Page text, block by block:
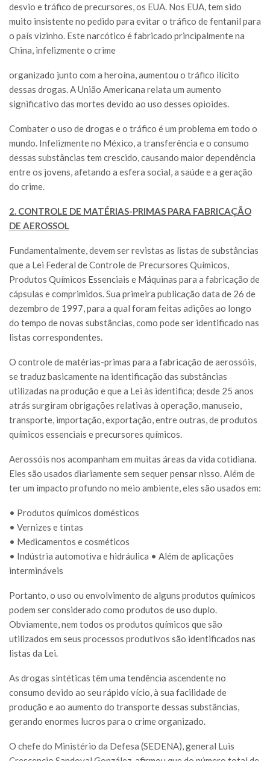
desvio e tráfico de precursores, os EUA. Nos EUA, tem sido
muito insistente no pedido para evitar o tráfico de fentanil para
o país vizinho. Este narcótico é fabricado principalmente na
China, infelizmente o crime
organizado junto com a heroína, aumentou o tráfico ilícito
dessas drogas. A União Americana relata um aumento
significativo das mortes devido ao uso desses opioides.
Combater o uso de drogas e o tráfico é um problema em todo o
mundo. Infelizmente no México, a transferência e o consumo
dessas substâncias tem crescido, causando maior dependência
entre os jovens, afetando a esfera social, a saúde e a geração
do crime.
2. CONTROLE DE MATÉRIAS-PRIMAS PARA FABRICAÇÃO
DE AEROSSOL
Fundamentalmente, devem ser revistas as listas de substâncias
que a Lei Federal de Controle de Precursores Químicos,
Produtos Químicos Essenciais e Máquinas para a fabricação de
cápsulas e comprimidos. Sua primeira publicação data de 26 de
dezembro de 1997, para a qual foram feitas adições ao longo
do tempo de novas substâncias, como pode ser identificado nas
listas correspondentes.
O controle de matérias-primas para a fabricação de aerossóis,
se traduz basicamente na identificação das substâncias
utilizadas na produção e que a Lei às identifica; desde 25 anos
atrás surgiram obrigações relativas à operação, manuseio,
transporte, importação, exportação, entre outras, de produtos
químicos essenciais e precursores químicos.
Aerossóis nos acompanham em muitas áreas da vida cotidiana.
Eles são usados diariamente sem sequer pensar nisso. Além de
ter um impacto profundo no meio ambiente, eles são usados em:
• Produtos químicos domésticos
• Vernizes e tintas
• Medicamentos e cosméticos
• Indústria automotiva e hidráulica • Além de aplicações
intermináveis
Portanto, o uso ou envolvimento de alguns produtos químicos
podem ser considerado como produtos de uso duplo.
Obviamente, nem todos os produtos químicos que são
utilizados em seus processos produtivos são identificados nas
listas da Lei.
As drogas sintéticas têm uma tendência ascendente no
consumo devido ao seu rápido vício, à sua facilidade de
produção e ao aumento do transporte dessas substâncias,
gerando enormes lucros para o crime organizado.
O chefe do Ministério da Defesa (SEDENA), general Luis